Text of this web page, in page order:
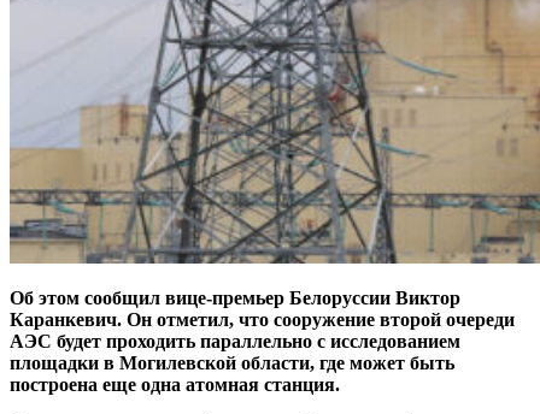
Об этом сообщил вице-премьер Белоруссии Виктор
Каранкевич. Он отметил, что сооружение второй очереди
АЭС будет проходить параллельно с исследованием
площадки в Могилевской области, где может быть
построена еще одна атомная станция.